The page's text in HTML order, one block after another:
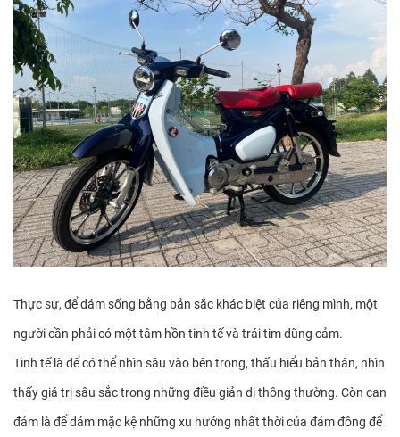
Thực sự, để dám sống bằng bản sắc khác biệt của riêng mình, một
người cần phải có một tâm hồn tinh tế và trái tim dũng cảm.
Tinh tế là để có thể nhìn sâu vào bên trong, thấu hiểu bản thân, nhìn
thấy giá trị sâu sắc trong những điều giản dị thông thường. Còn can
đảm là để dám mặc kệ những xu hướng nhất thời của đám đông để